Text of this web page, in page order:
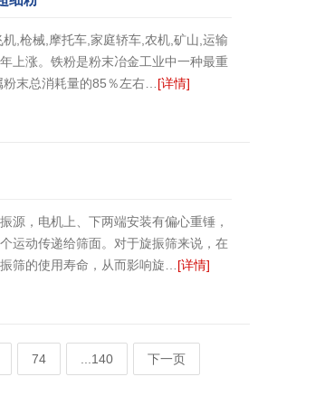
,枪械,摩托车,家庭轿车,农机,矿山,运输
上涨。铁粉是粉末冶金工业中一种最重
粉末总消耗量的85％左右…[详情]
源，电机上、下两端安装有偏心重锤，
运动传递给筛面。对于旋振筛来说，在
筛的使用寿命，从而影响旋…[详情]
74 ...140 下一页